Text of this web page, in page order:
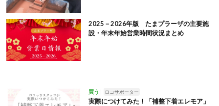
2025－2026年版 たまプラーザの主要施
設・年末年始営業時間状況まとめ
買う ロコサポーター
実際につけてみた！「補整下着エレモア」